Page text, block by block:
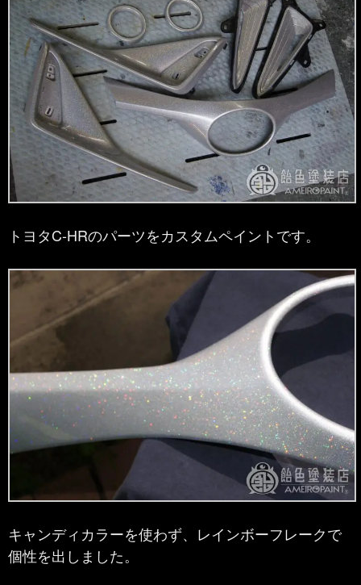
トヨタC-HRのパーツをカスタムペイントです。
キャンディカラーを使わず、レインボーフレークで
個性を出しました。